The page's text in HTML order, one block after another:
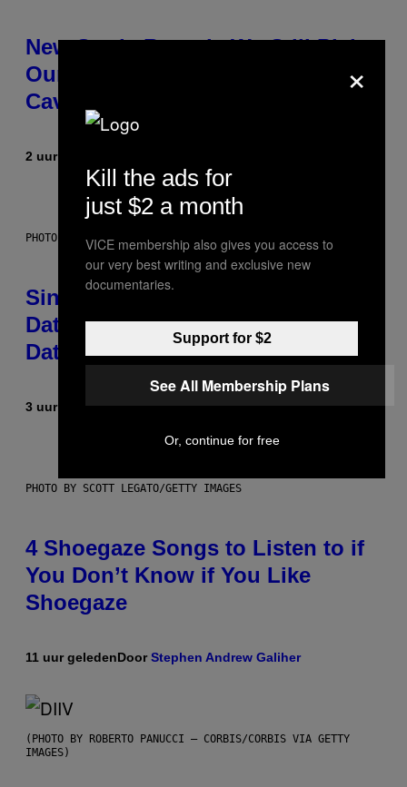
New Study Reveals We Still Pick
Our Friends the Same Way
Cavemen Did
2 uur geleden
PHOTO: PIXELSEFFECT / GETTY IMAGES
Singles Are Ditching Expensive
Dates for ‘Infladating,’ and a
Dating Expert Has Thoughts
3 uur geledenDoorSammi Caramela
PHOTO BY SCOTT LEGATO/GETTY IMAGES
4 Shoegaze Songs to Listen to if
You Don’t Know if You Like
Shoegaze
11 uur geledenDoorStephen Andrew Galiher
(PHOTO BY ROBERTO PANUCCI – CORBIS/CORBIS VIA GETTY
IMAGES)
×
Kill the ads for
just $2 a month
VICE membership also gives you access to
our very best writing and exclusive new
documentaries.
Support for $2
See All Membership Plans
Or, continue for free